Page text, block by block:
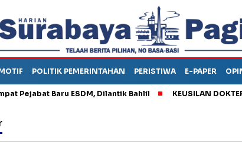
POLITIK PEMERINTAHAN PERISTIWA E-PAPER
Baru ESDM, Dilantik Bahlil KEUSILAN DOKTER